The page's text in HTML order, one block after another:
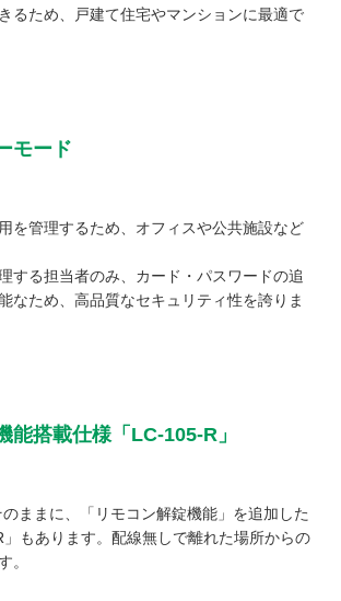
るため、戸建て住宅やマンションに最適で
モード
を管理するため、オフィスや公共施設など
する担当者のみ、カード・パスワードの追
なため、高品質なセキュリティ性を誇りま
能搭載仕様「LC-105-R」
ままに、「リモコン解錠機能」を追加した
もあります。配線無しで離れた場所からの
。